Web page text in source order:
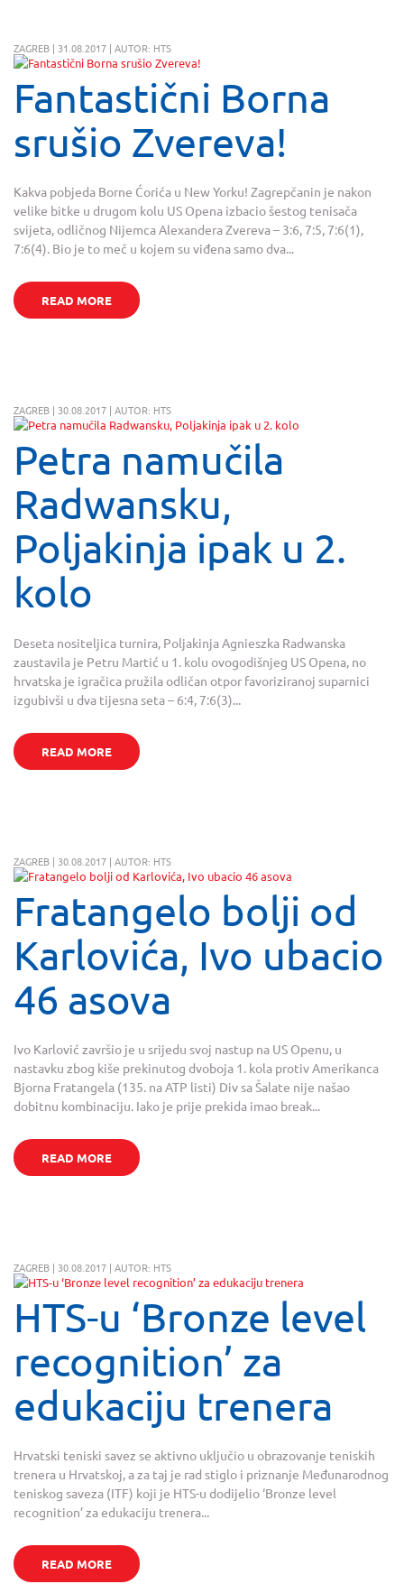
ZAGREB | 31.08.2017 | AUTOR: HTS
Fantastični Borna
srušio Zvereva!
Kakva pobjeda Borne Ćorića u New Yorku! Zagrepčanin je nakon
velike bitke u drugom kolu US Opena izbacio šestog tenisača
svijeta, odličnog Nijemca Alexandera Zvereva – 3:6, 7:5, 7:6(1),
7:6(4). Bio je to meč u kojem su viđena samo dva...
READ MORE
ZAGREB | 30.08.2017 | AUTOR: HTS
Petra namučila
Radwansku,
Poljakinja ipak u 2.
kolo
Deseta nositeljica turnira, Poljakinja Agnieszka Radwanska
zaustavila je Petru Martić u 1. kolu ovogodišnjeg US Opena, no
hrvatska je igračica pružila odličan otpor favoriziranoj suparnici
izgubivši u dva tijesna seta – 6:4, 7:6(3)...
READ MORE
ZAGREB | 30.08.2017 | AUTOR: HTS
Fratangelo bolji od
Karlovića, Ivo ubacio
46 asova
Ivo Karlović završio je u srijedu svoj nastup na US Openu, u
nastavku zbog kiše prekinutog dvoboja 1. kola protiv Amerikanca
Bjorna Fratangela (135. na ATP listi) Div sa Šalate nije našao
dobitnu kombinaciju. Iako je prije prekida imao break...
READ MORE
ZAGREB | 30.08.2017 | AUTOR: HTS
HTS-u ‘Bronze level
recognition’ za
edukaciju trenera
Hrvatski teniski savez se aktivno uključio u obrazovanje teniskih
trenera u Hrvatskoj, a za taj je rad stiglo i priznanje Međunarodnog
teniskog saveza (ITF) koji je HTS-u dodijelio ‘Bronze level
recognition’ za edukaciju trenera...
READ MORE